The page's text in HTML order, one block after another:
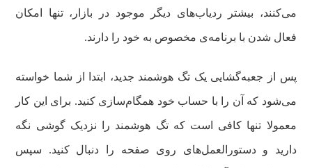
می‌کنند، بیشتر ردیاب‌های دیگر موجود در بازار، تنها امکان
فعال شدن با برنامه‌ی مخصوص به خود را دارند.
پس از جعبه‌گشایی یک تگ هوشمند جدید، ابتدا از شما خواسته
می‌شود که آن را با حساب خود همگام‌سازی کنید. برای این کار
معمولا تنها کافی است که تگ هوشمند را نزدیک گوشی نگه
دارید و دستورالعمل‌های روی صفحه را دنبال کنید. سپس